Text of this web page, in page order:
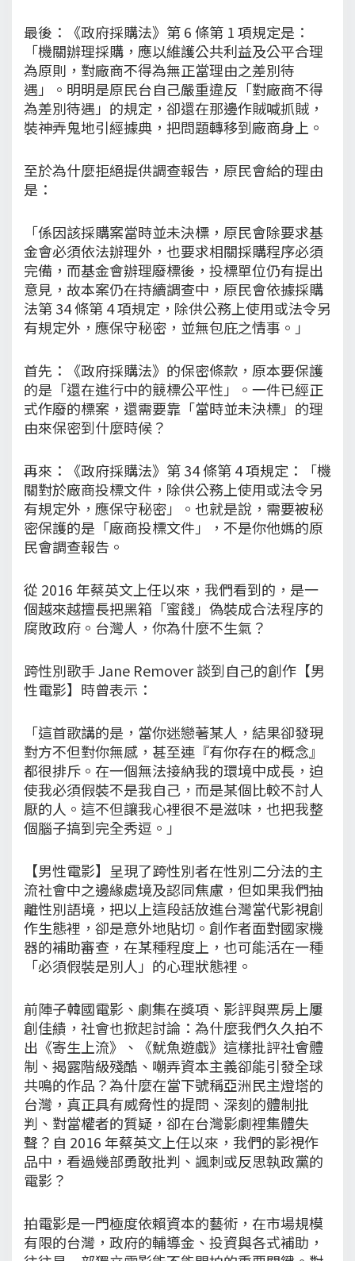
最後：《政府採購法》第 6 條第 1 項規定是：
「機關辦理採購，應以維護公共利益及公平合理
為原則，對廠商不得為無正當理由之差別待
遇」。明明是原民台自己嚴重違反「對廠商不得
為差別待遇」的規定，卻還在那邊作賊喊抓賊，
裝神弄鬼地引經據典，把問題轉移到廠商身上。
至於為什麼拒絕提供調查報告，原民會給的理由
是：
「係因該採購案當時並未決標，原民會除要求基
金會必須依法辦理外，也要求相關採購程序必須
完備，而基金會辦理廢標後，投標單位仍有提出
意見，故本案仍在持續調查中，原民會依據採購
法第 34 條第 4 項規定，除供公務上使用或法令另
有規定外，應保守秘密，並無包庇之情事。」
首先：《政府採購法》的保密條款，原本要保護
的是「還在進行中的競標公平性」。一件已經正
式作廢的標案，還需要靠「當時並未決標」的理
由來保密到什麼時候？
再來：《政府採購法》第 34 條第 4 項規定：「機
關對於廠商投標文件，除供公務上使用或法令另
有規定外，應保守秘密」。也就是說，需要被秘
密保護的是「廠商投標文件」，不是你他媽的原
民會調查報告。
從 2016 年蔡英文上任以來，我們看到的，是一
個越來越擅長把黑箱「蜜餞」偽裝成合法程序的
腐敗政府。台灣人，你為什麼不生氣？
跨性別歌手 Jane Remover 談到自己的創作【男
性電影】時曾表示：
「這首歌講的是，當你迷戀著某人，結果卻發現
對方不但對你無感，甚至連『有你存在的概念』
都很排斥。在一個無法接納我的環境中成長，迫
使我必須假裝不是我自己，而是某個比較不討人
厭的人。這不但讓我心裡很不是滋味，也把我整
個腦子搞到完全秀逗。」
【男性電影】呈現了跨性別者在性別二分法的主
流社會中之邊緣處境及認同焦慮，但如果我們抽
離性別語境，把以上這段話放進台灣當代影視創
作生態裡，卻是意外地貼切。創作者面對國家機
器的補助審查，在某種程度上，也可能活在一種
「必須假裝是別人」的心理狀態裡。
前陣子韓國電影、劇集在獎項、影評與票房上屢
創佳績，社會也掀起討論：為什麼我們久久拍不
出《寄生上流》、《魷魚遊戲》這樣批評社會體
制、揭露階級殘酷、嘲弄資本主義卻能引發全球
共鳴的作品？為什麼在當下號稱亞洲民主燈塔的
台灣，真正具有威脅性的提問、深刻的體制批
判、對當權者的質疑，卻在台灣影劇裡集體失
聲？自 2016 年蔡英文上任以來，我們的影視作
品中，看過幾部勇敢批判、諷刺或反思執政黨的
電影？
拍電影是一門極度依賴資本的藝術，在市場規模
有限的台灣，政府的輔導金、投資與各式補助，